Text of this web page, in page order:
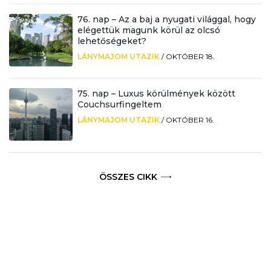
76. nap – Az a baj a nyugati világgal, hogy
elégettük magunk körül az olcsó
lehetőségeket?
LÁNYMAJOM UTAZIK / OKTÓBER 18.
75. nap – Luxus körülmények között
Couchsurfingeltem
LÁNYMAJOM UTAZIK / OKTÓBER 16.
ÖSSZES CIKK